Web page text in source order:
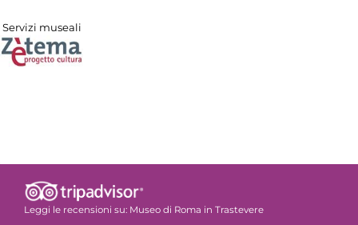
Servizi museali
Leggi le recensioni su: Museo di Roma in Trastevere